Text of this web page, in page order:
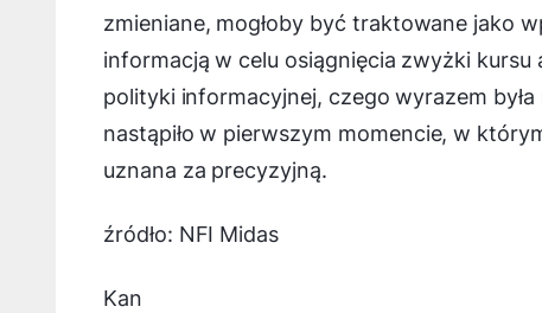
zmieniane, mogłoby być traktowane jako
informacją w celu osiągnięcia zwyżki
polityki informacyjnej, czego wyrazem
nastąpiło w pierwszym momencie, w
uznana za precyzyjną.
źródło: NFI Midas
Kan